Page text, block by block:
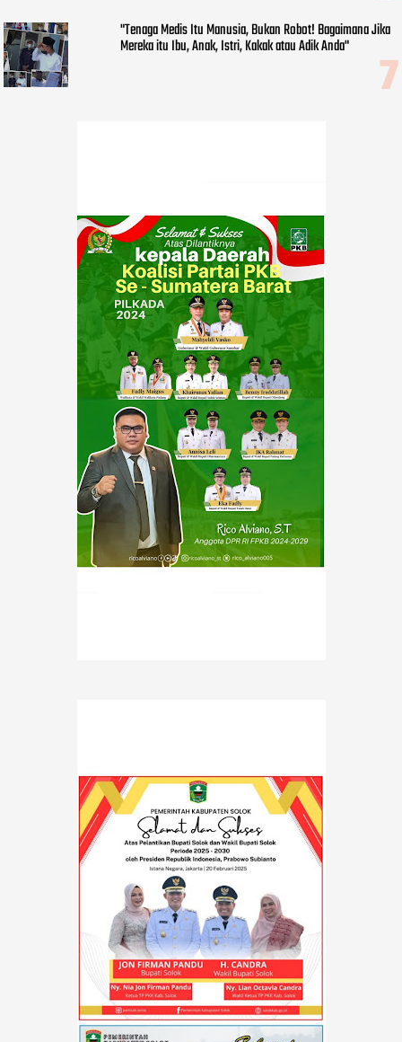
"Tenaga Medis Itu Manusia, Bukan Robot! Bagaimana Jika
Mereka itu Ibu, Anak, Istri, Kakak atau Adik Anda"